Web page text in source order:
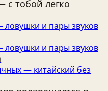
с тобой легко
и пары звуков
и пары звуков
— китайский без